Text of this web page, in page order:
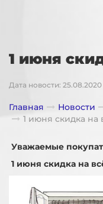
1 июня
Дата новости: 25.08.2020
Главная Новости
1 июня скидка на
Уважаемые
1 июня скидка на